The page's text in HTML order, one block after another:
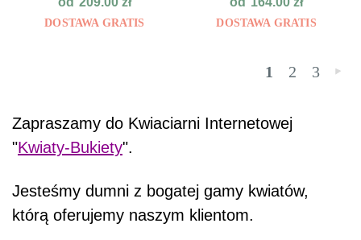
DOSTAWA GRATIS DOSTAWA GRATIS
1 2 3 »
Zapraszamy do Kwiaciarni Internetowej
"Kwiaty-Bukiety".
Jesteśmy dumni z bogatej gamy kwiatów,
którą oferujemy naszym klientom.